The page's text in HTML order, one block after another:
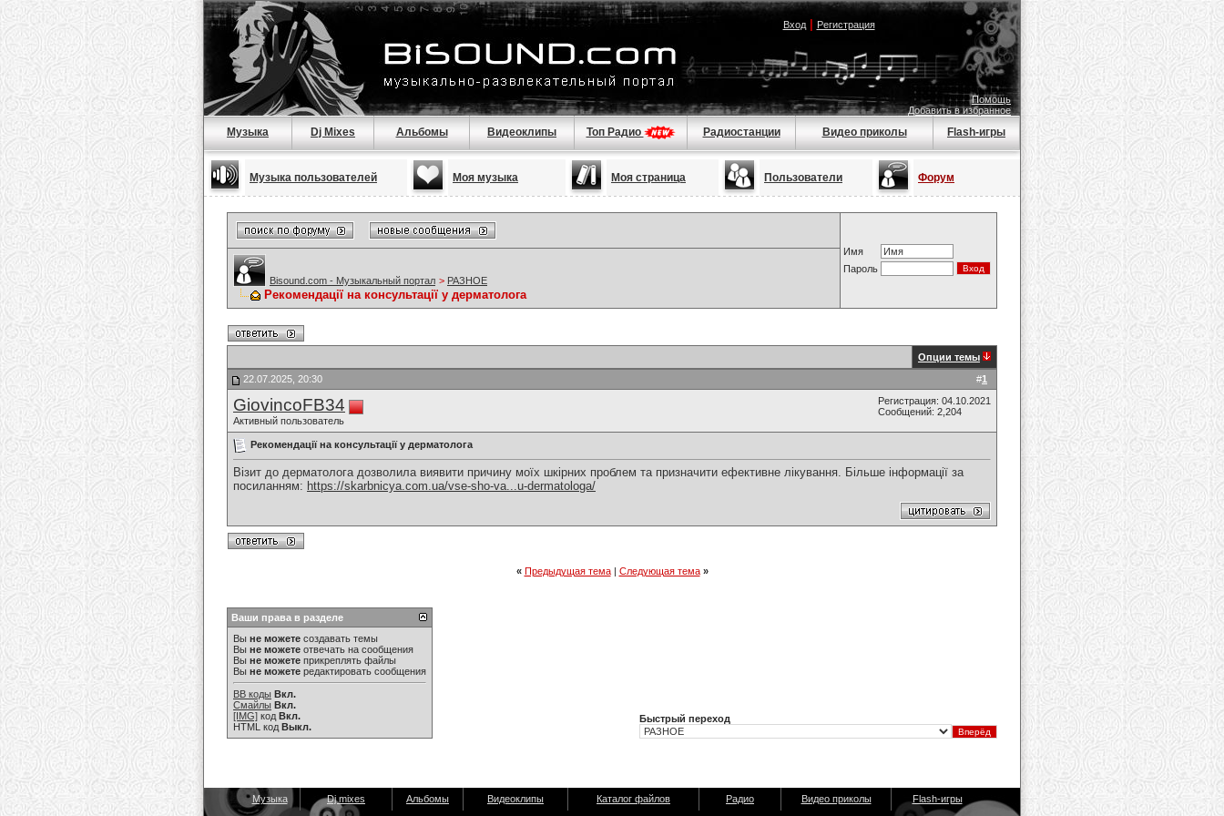
Вход| Регистрация
Помощь
Добавить в избранное
Музыка Dj Mixes Альбомы Видеоклипы Топ Радио Радиостанции Видео приколы Flash-игры
Музыка пользователей Моя музыка Моя страница Пользователи Форум
Имя
Пароль
Bisound.com - Музыкальный портал > РАЗНОЕ
Рекомендації на консультації у дерматолога
Опции темы
#1
22.07.2025, 20:30
GiovincoFB34
Активный пользователь
Регистрация: 04.10.2021
Сообщений: 2,204
Рекомендації на консультації у дерматолога
Візит до дерматолога дозволила виявити причину моїх шкірних проблем та призначити ефективне лікування. Більше інформації за
посиланням: https://skarbnicya.com.ua/vse-sho-va...u-dermatologa/
« Предыдущая тема| Следующая тема »
Ваши права в разделе
Вы не можете создавать темы
Вы не можете отвечать на сообщения
Вы не можете прикреплять файлы
Вы не можете редактировать сообщения
BB коды Вкл.
Смайлы Вкл.
[IMG] код Вкл.
HTML код Выкл.
Быстрый переход
Музыка Dj mixes Альбомы Видеоклипы Каталог файлов Радио Видео приколы Flash-игры